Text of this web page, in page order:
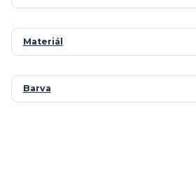
Materiál
Barva